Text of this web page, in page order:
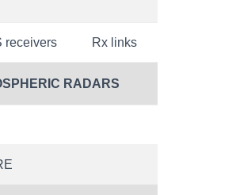
receivers Rx links
RADARS